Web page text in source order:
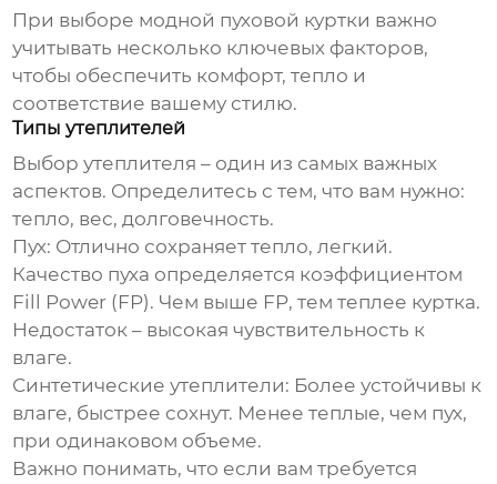
При выборе модной пуховой куртки важно
учитывать несколько ключевых факторов,
чтобы обеспечить комфорт, тепло и
соответствие вашему стилю.
Типы утеплителей
Выбор утеплителя – один из самых важных
аспектов. Определитесь с тем, что вам нужно:
тепло, вес, долговечность.
Пух: Отлично сохраняет тепло, легкий.
Качество пуха определяется коэффициентом
Fill Power (FP). Чем выше FP, тем теплее куртка.
Недостаток – высокая чувствительность к
влаге.
Синтетические утеплители: Более устойчивы к
влаге, быстрее сохнут. Менее теплые, чем пух,
при одинаковом объеме.
Важно понимать, что если вам требуется